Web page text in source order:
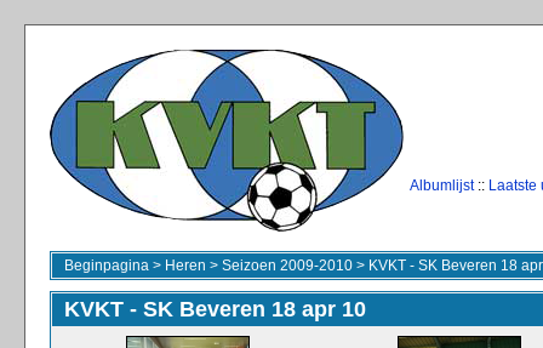
Albumlijst:: Laatste
Beginpagina > Heren > Seizoen 2009-2010 > KVKT - SK Beveren 18
KVKT - SK Beveren 18 apr 10